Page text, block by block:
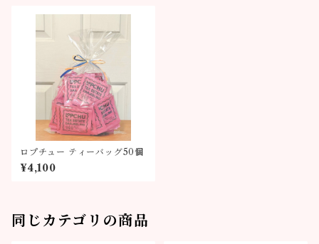
ロプチュー ティーバッグ50個
¥4,100
同じカテゴリの商品